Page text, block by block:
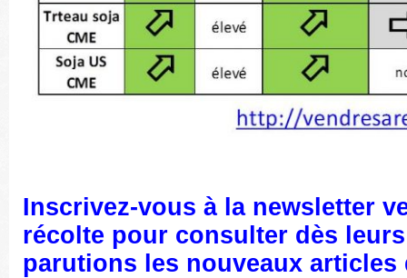
Inscrivez-vous à la newsletter
récolte pour consulter dès leurs
parutions les nouveaux articles